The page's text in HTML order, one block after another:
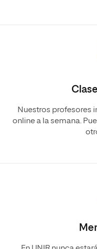
Nuestros profesores
online a la semana.